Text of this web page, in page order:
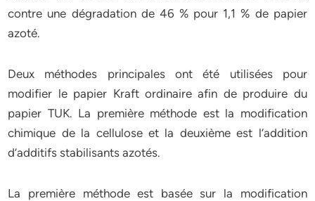
contre une dégradation de 46 % pour 1,1 % de papier
azoté.
Deux méthodes principales ont été utilisées pour
modifier le papier Kraft ordinaire afin de produire du
papier TUK. La première méthode est la modification
chimique de la cellulose et la deuxième est l’addition
d’additifs stabilisants azotés.
La première méthode est basée sur la modification